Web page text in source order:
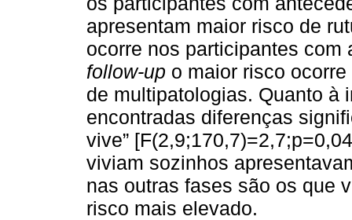
apresentam maior risco de
ocorre nos participantes
follow-up o maior risco
de multipatologias. Quanto à
encontradas diferenças
vive”
viviam sozinhos
nas outras fases são os que
risco mais elevado.